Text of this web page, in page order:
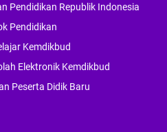
Pendidikan Republik Indonesia
Pendidikan
Kemdikbud
Elektronik Kemdikbud
Peserta Didik Baru